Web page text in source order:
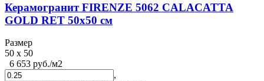
Керамогранит FIRENZE 5062 CALACATTA
GOLD RET 50x50 см
Размер
50 x 50
6 653 руб./м2
,